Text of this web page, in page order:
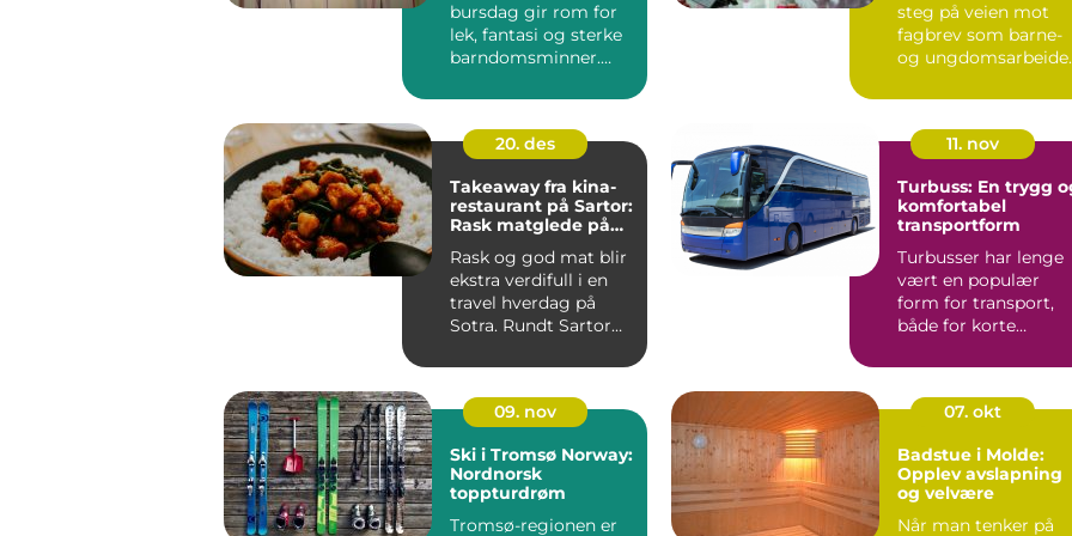
bursdag gir rom for
lek, fantasi og sterke
barndomsminner.
god del...
steg på veien mot
fagbrev som barne-
og
20. des
Takeaway fra kina-
restaurant på Sartor:
Rask matglede på
Rask og god mat blir
ekstra verdifull i en
travel hverdag på
Sotra. Rundt Sartor
11. nov
Turbuss: En trygg
komfortabel
transportform
Turbusser har lenge
vært en populær
form for transport,
både for korte
09. nov
Ski i Tromsø Norway:
Nordnorsk
toppturdrøm
Tromsø-regionen er
07. okt
Badstue i Molde:
Opplev avslapning
og velvære
Når man tenker på